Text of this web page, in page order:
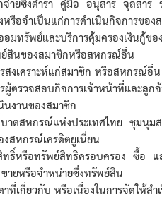
รือจำเป็นแก่การดำเนินกิจการของ
อมทรัพย์และบริการคุ้มครองเงินกู้
สินของสมาชิกหรือสหกรณ์อื่น
สงเคราะห์แก่สมาชิก หรือสหกรณ์อื่น
ผู้ตรวจสอบกิจการเจ้าหน้าที่และลูก
นงานของสมาชิก
าตสหกรณ์แห่งประเทศไทย ชุมนุม
งสหกรณ์เครดิตยูเนี่ยน
สิทธิ์หรือทรัพย์สิทธิครอบครอง ซื้
ายหรือจำหน่ายซึ่งทรัพย์สิน
ที่เกี่ยวกับ หรือเนื่องในการจัดให้